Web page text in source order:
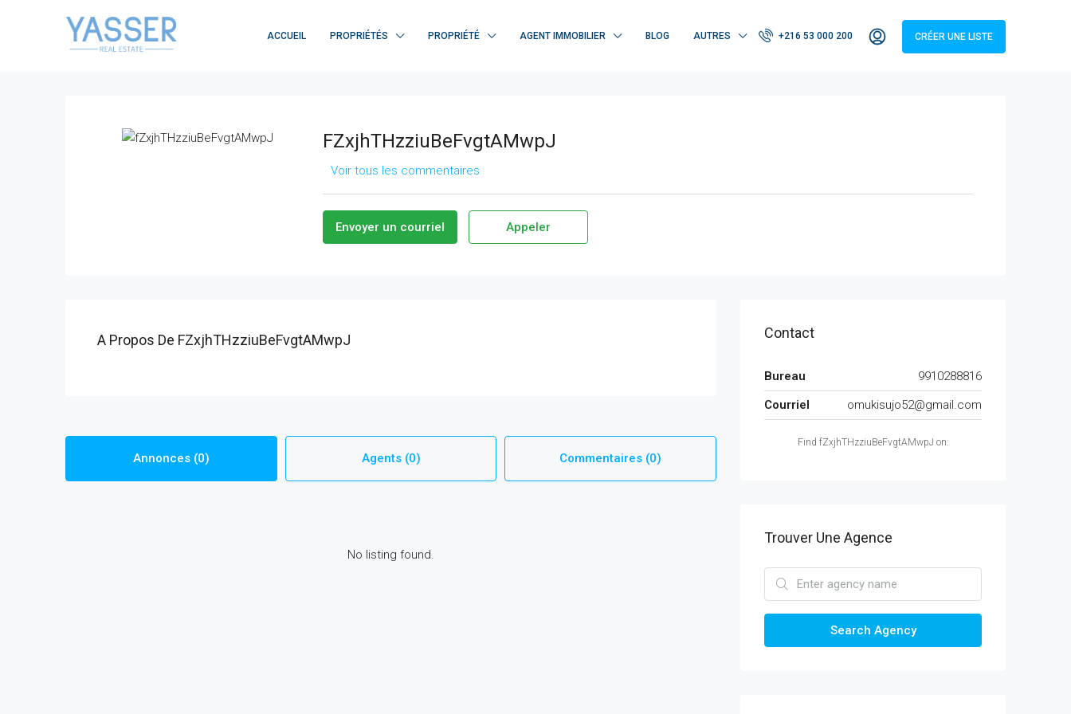
ACCUEIL PROPRIÉTÉS PROPRIÉTÉ AGENT IMMOBILIER BLOG AUTRES +216 53 000 200 CRÉER UNE LISTE
FZxjhTHzziuBeFvgtAMwpJ
Voir tous les commentaires
Envoyer un courriel Appeler
A Propos De FZxjhTHzziuBeFvgtAMwpJ
Annonces (0) Agents (0) Commentaires (0)
No listing found.
Contact
Bureau
9910288816
Courriel
omukisujo52@gmail.com
Find fZxjhTHzziuBeFvgtAMwpJ on:
Trouver Une Agence
Search Agency